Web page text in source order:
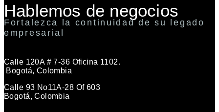
Hablemos de negocios
Fortalezca la continuidad de su legado
empresarial
Calle 120A # 7-36 Oficina 1102.
Bogotá, Colombia
Calle 93 No11A-28 Of 603
Bogotá, Colombia